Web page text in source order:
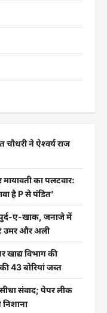
ने ऐश्वर्य राज
का पलटवार:
है P से पंडित’
ए-खाक, जनाजे में
उमर और अली
विभाग की
43 बोरियां जब्त
सीधा संवाद; पेपर लीक